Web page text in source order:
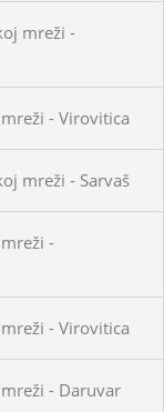
mreži -
- Virovitica
mreži - Sarvaš
-
- Virovitica
- Daruvar